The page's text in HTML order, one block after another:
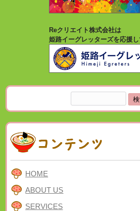
Reクリエイト株式会社は
姫路イーグレッターズを応援
索:
HOME
ABOUT US
SERVICES